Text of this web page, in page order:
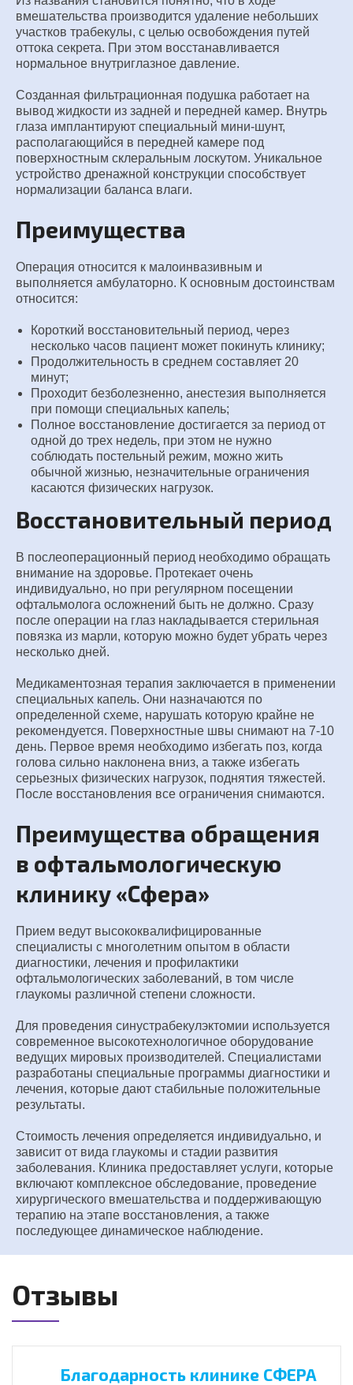
вмешательства производится удаление небольших
участков трабекулы, с целью освобождения путей
оттока секрета. При этом восстанавливается
нормальное внутриглазное давление.
Созданная фильтрационная подушка работает на
вывод жидкости из задней и передней камер. Внутрь
глаза имплантируют специальный мини-шунт,
располагающийся в передней камере под
поверхностным склеральным лоскутом. Уникальное
устройство дренажной конструкции способствует
нормализации баланса влаги.
Преимущества
Операция относится к малоинвазивным и
выполняется амбулаторно. К основным достоинствам
относится:
Короткий восстановительный период, через
несколько часов пациент может покинуть клинику;
Продолжительность в среднем составляет 20
минут;
Проходит безболезненно, анестезия выполняется
при помощи специальных капель;
Полное восстановление достигается за период от
одной до трех недель, при этом не нужно
соблюдать постельный режим, можно жить
обычной жизнью, незначительные ограничения
касаются физических нагрузок.
Восстановительный период
В послеоперационный период необходимо обращать
внимание на здоровье. Протекает очень
индивидуально, но при регулярном посещении
офтальмолога осложнений быть не должно. Сразу
после операции на глаз накладывается стерильная
повязка из марли, которую можно будет убрать через
несколько дней.
Медикаментозная терапия заключается в применении
специальных капель. Они назначаются по
определенной схеме, нарушать которую крайне не
рекомендуется. Поверхностные швы снимают на 7-10
день. Первое время необходимо избегать поз, когда
голова сильно наклонена вниз, а также избегать
серьезных физических нагрузок, поднятия тяжестей.
После восстановления все ограничения снимаются.
Преимущества обращения
в офтальмологическую
клинику «Сфера»
Прием ведут высококвалифицированные
специалисты с многолетним опытом в области
диагностики, лечения и профилактики
офтальмологических заболеваний, в том числе
глаукомы различной степени сложности.
Для проведения синустрабекулэктомии используется
современное высокотехнологичное оборудование
ведущих мировых производителей. Специалистами
разработаны специальные программы диагностики и
лечения, которые дают стабильные положительные
результаты.
Стоимость лечения определяется индивидуально, и
зависит от вида глаукомы и стадии развития
заболевания. Клиника предоставляет услуги, которые
включают комплексное обследование, проведение
хирургического вмешательства и поддерживающую
терапию на этапе восстановления, а также
последующее динамическое наблюдение.
Отзывы
Благодарность клинике СФЕРА